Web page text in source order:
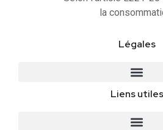
la
Légales
Liens utiles